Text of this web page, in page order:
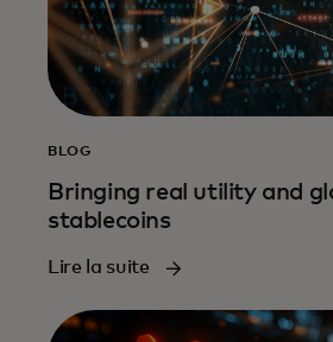
BLOG
Bringing real utility and
stablecoins
Lire la suite